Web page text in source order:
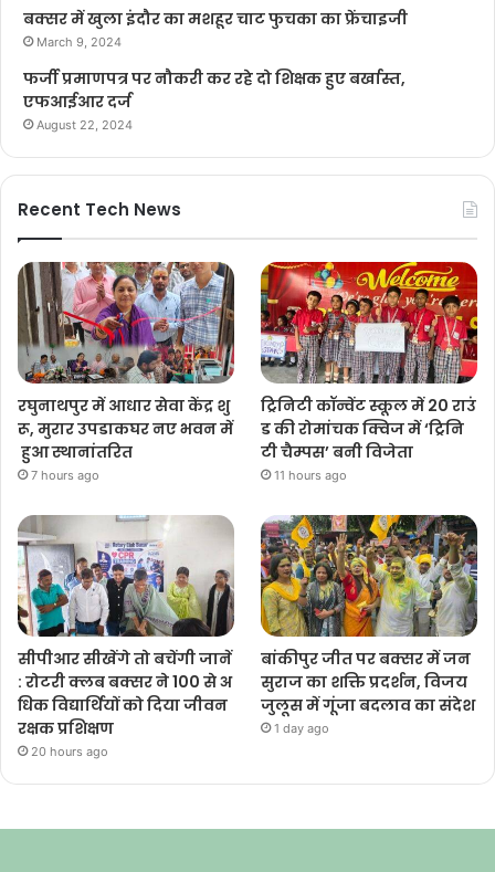
बक्सर में खुला इंदौर का मशहूर चाट फुचका का फ्रेंचाइजी
March 9, 2024
फर्जी प्रमाणपत्र पर नौकरी कर रहे दो शिक्षक हुए बर्खास्त,
एफआईआर दर्ज
August 22, 2024
Recent Tech News
रघुनाथपुर में आधार सेवा केंद्र शु
रू, मुरार उपडाकघर नए भवन में
हुआ स्थानांतरित
7 hours ago
ट्रिनिटी कॉन्वेंट स्कूल में 20 राउं
ड की रोमांचक क्विज में ‘ट्रिनि
टी चैम्पस’ बनी विजेता
11 hours ago
सीपीआर सीखेंगे तो बचेंगी जानें
: रोटरी क्लब बक्सर ने 100 से अ
धिक विद्यार्थियों को दिया जीवन
रक्षक प्रशिक्षण
20 hours ago
बांकीपुर जीत पर बक्सर में जन
सुराज का शक्ति प्रदर्शन, विजय
जुलूस में गूंजा बदलाव का संदेश
1 day ago